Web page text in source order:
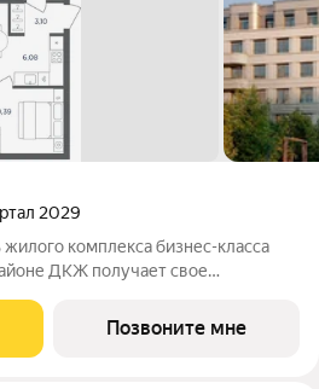
2029
комплекса бизнес-класса
ДКЖ получает свое
стандарты городского жилья,
и
Позвоните мне